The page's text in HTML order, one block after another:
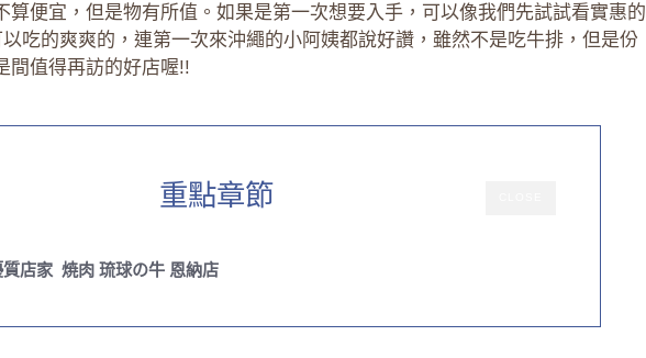
算便宜，但是物有所值。如果是第一次想要入手，可以像我們先試試看實惠的
吃的爽爽的，連第一次來沖繩的小阿姨都說好讚，雖然不是吃牛排，但是份
間值得再訪的好店喔!!
重點章節
質店家 焼肉 琉球の牛 恩納店